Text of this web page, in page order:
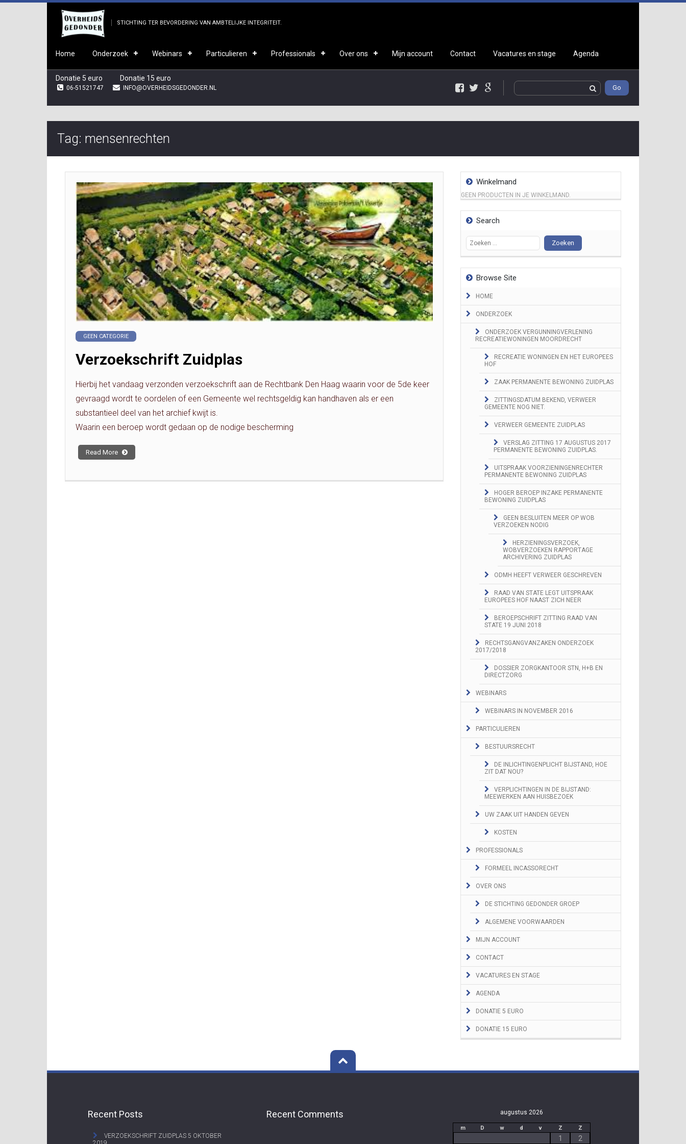
STICHTING TER BEVORDERING VAN AMBTELIJKE INTEGRITEIT.
Home Onderzoek Webinars Particulieren Professionals Over ons Mijn account Contact Vacatures en stage Agenda
Donatie 5 euro Donatie 15 euro
06-51521747 INFO@OVERHEIDSGEDONDER.NL
Google+
Tag: mensenrechten
Winkelmand
GEEN PRODUCTEN IN JE WINKELMAND.
Search
Zoeken naar:
Browse Site
HOME
ONDERZOEK
ONDERZOEK VERGUNNINGVERLENING
RECREATIEWONINGEN MOORDRECHT
RECREATIE WONINGEN EN HET EUROPEES
HOF
ZAAK PERMANENTE BEWONING ZUIDPLAS
ZITTINGSDATUM BEKEND, VERWEER
GEMEENTE NOG NIET.
VERWEER GEMEENTE ZUIDPLAS
VERSLAG ZITTING 17 AUGUSTUS 2017
PERMANENTE BEWONING ZUIDPLAS.
UITSPRAAK VOORZIENINGENRECHTER
PERMANENTE BEWONING ZUIDPLAS
HOGER BEROEP INZAKE PERMANENTE
BEWONING ZUIDPLAS
GEEN BESLUITEN MEER OP WOB
VERZOEKEN NODIG
HERZIENINGSVERZOEK,
WOBVERZOEKEN RAPPORTAGE
ARCHIVERING ZUIDPLAS
ODMH HEEFT VERWEER GESCHREVEN
RAAD VAN STATE LEGT UITSPRAAK
EUROPEES HOF NAAST ZICH NEER
BEROEPSCHRIFT ZITTING RAAD VAN
STATE 19 JUNI 2018
RECHTSGANGVANZAKEN ONDERZOEK
2017/2018
DOSSIER ZORGKANTOOR STN, H+B EN
DIRECTZORG
WEBINARS
WEBINARS IN NOVEMBER 2016
PARTICULIEREN
BESTUURSRECHT
DE INLICHTINGENPLICHT BIJSTAND, HOE
ZIT DAT NOU?
VERPLICHTINGEN IN DE BIJSTAND:
MEEWERKEN AAN HUISBEZOEK
UW ZAAK UIT HANDEN GEVEN
KOSTEN
PROFESSIONALS
FORMEEL INCASSORECHT
OVER ONS
DE STICHTING GEDONDER GROEP
ALGEMENE VOORWAARDEN
MIJN ACCOUNT
CONTACT
VACATURES EN STAGE
AGENDA
DONATIE 5 EURO
DONATIE 15 EURO
GEEN CATEGORIE
Verzoekschrift Zuidplas
Hierbij het vandaag verzonden verzoekschrift aan de Rechtbank Den Haag waarin voor de 5de keer
gevraagd wordt te oordelen of een Gemeente wel rechtsgeldig kan handhaven als er een
substantieel deel van het archief kwijt is.
Waarin een beroep wordt gedaan op de nodige bescherming
Read More
Recent Posts
VERZOEKSCHRIFT ZUIDPLAS 5 OKTOBER
Recent Comments augustus 2026
m D w d v Z Z
1 2